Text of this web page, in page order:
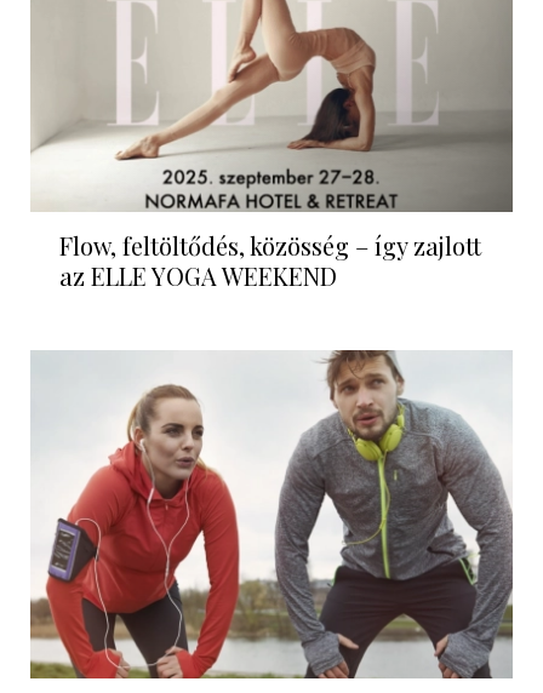
Flow, feltöltődés, közösség – így zajlott
az ELLE YOGA WEEKEND